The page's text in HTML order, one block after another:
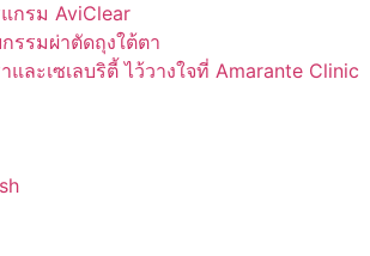
กรม AviClear
รรมผ่าตัดถุงใต้ตา
และเซเลบริตี้ ไว้วางใจที่ Amarante Clinic